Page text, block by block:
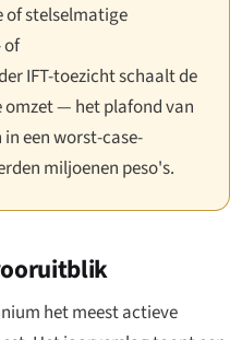
of stelselmatige
of
IFT-toezicht schaalt de
— het plafond van
een worst-case-
miljoenen peso's.
het meest actieve